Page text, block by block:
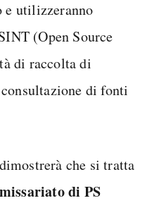
e utilizzeranno
(Open Source
di raccolta di
di fonti
che si tratta
di PS